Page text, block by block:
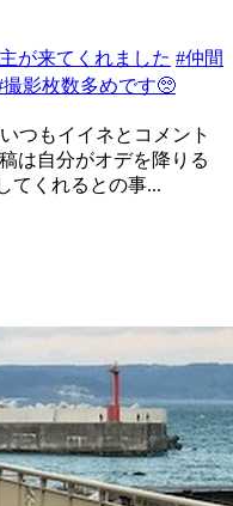
が来てくれました #仲間
撮影枚数多めです🥺
つもイイネとコメント
は自分がオデを降りる
てくれるとの事...